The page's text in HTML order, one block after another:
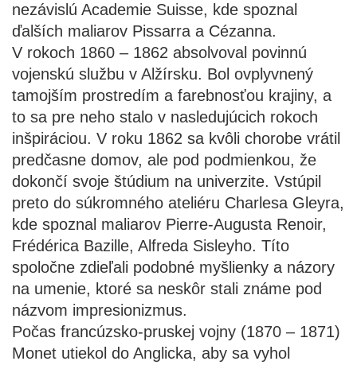
nezávislú Academie Suisse, kde spoznal
ďalších maliarov Pissarra a Cézanna.
V rokoch 1860 – 1862 absolvoval povinnú
vojenskú službu v Alžírsku. Bol ovplyvnený
tamojším prostredím a farebnosťou krajiny, a
to sa pre neho stalo v nasledujúcich rokoch
inšpiráciou. V roku 1862 sa kvôli chorobe vrátil
predčasne domov, ale pod podmienkou, že
dokončí svoje štúdium na univerzite. Vstúpil
preto do súkromného ateliéru Charlesa Gleyra,
kde spoznal maliarov Pierre-Augusta Renoir,
Frédérica Bazille, Alfreda Sisleyho. Títo
spoločne zdieľali podobné myšlienky a názory
na umenie, ktoré sa neskôr stali známe pod
názvom impresionizmus.
Počas francúzsko-pruskej vojny (1870 – 1871)
Monet utiekol do Anglicka, aby sa vyhol